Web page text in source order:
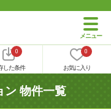
0
した条件
0
お気に入り
ン 物件一覧